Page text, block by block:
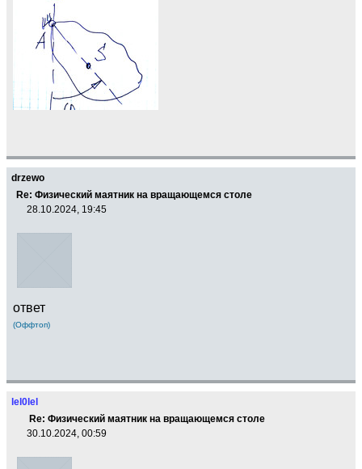
drzewo
Re: Физический маятник на вращающемся столе
28.10.2024, 19:45
ответ
(Оффтоп)
lel0lel
Re: Физический маятник на вращающемся столе
30.10.2024, 00:59